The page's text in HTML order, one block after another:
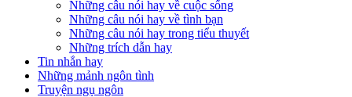
Những câu nói hay về cuộc sống
Những câu nói hay về tình bạn
Những câu nói hay trong tiểu thuyết
Những trích dẫn hay
Tin nhắn hay
Những mảnh ngôn tình
Truyện ngụ ngôn